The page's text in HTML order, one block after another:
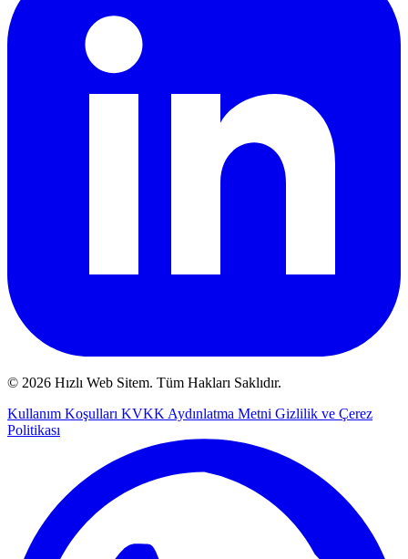
© 2026 Hızlı Web Sitem. Tüm Hakları Saklıdır.
Kullanım Koşulları KVKK Aydınlatma Metni Gizlilik ve Çerez
Politikası